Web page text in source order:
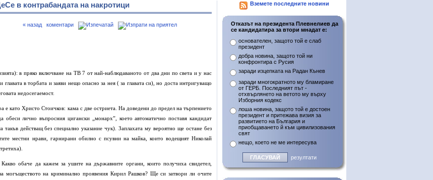
в контрабандата на накротици
« назад коментари
в пряко включване на ТВ 7 от най-наблюдаваното от два дни по света и у нас
в торбата и заяви нещо опасно за нея ( за главата си), но доста интригуващо
недосегаемост.
е като Христо Стоичков: кама с две остриета. На доведени до предел на търпението
лично въпросния цигански „монарх”, което автоматично поставя кандидат
такъв действащ без специално указание чук). Заплахата му вероятно ще остане без
местни нрави, гарнирани обилно с псувни на майка, които водещият Николай
обаче да кажем за ушите на държавните органи, които получиха свидетел,
могъществото на криминално проявения Кирил Рашков? Ще си затвори ли очите
Вземете последните новини
Отказът на президента Плевнелиев да
се кандидатира за втори мнадат е:
основателен, защото той е слаб
президент
добра новина, защото той ни
конфронтира с Русия
заради изцепката на Радан Кънев
заради многократното му бламиране
от ГЕРБ. Последният път -
отхвърлянето на ветото му върху
Изборния кодекс
лоша новина, защото той е достоен
президент и притежава визия за
развитието на България и
приобщаването й към цивилизования
свят
нещо, което не ме интересува
резултати